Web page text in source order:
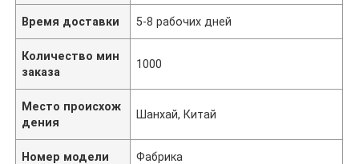
Время доставки 5-8 рабочих дней
Количество мин
заказа
1000
Место происхож
дения
Шанхай, Китай
Номер модели Фабрика